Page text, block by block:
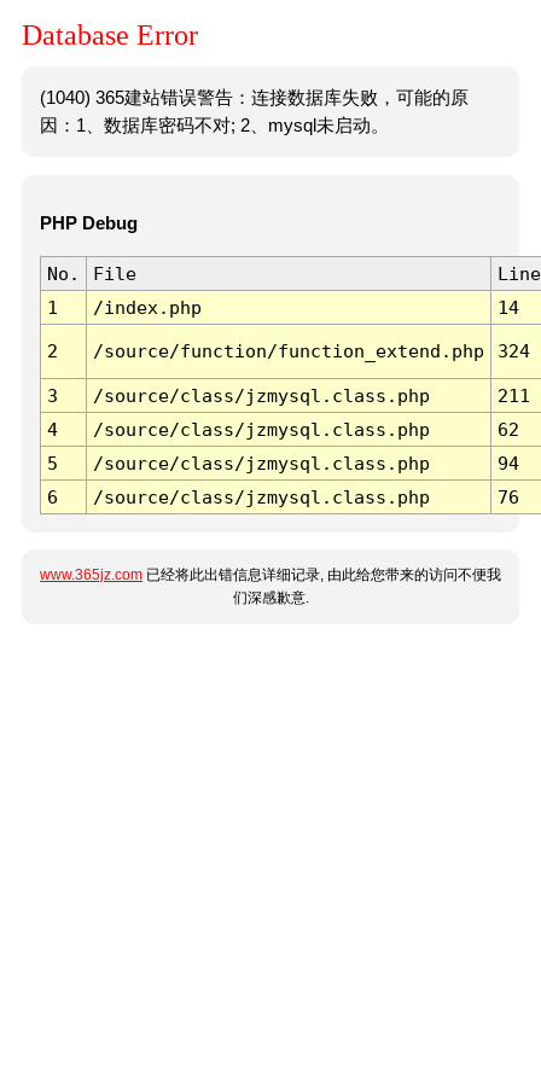
Database Error
(1040) 365建站错误警告：连接数据库失败，可能的原
因：1、数据库密码不对; 2、mysql未启动。
PHP Debug
No. File
Line
1
/index.php 14
2 /source/function/function_extend.php 324
3 /source/class/jzmysql.class.php
211
4
/source/class/jzmysql.class.php
62
5
/source/class/jzmysql.class.php
94
6
/source/class/jzmysql.class.php 76
www.365jz.com 已经将此出错信息详细记录, 由此给您带来的访问不便我
们深感歉意.